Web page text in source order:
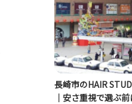
長崎市のHAIR
｜安さ重視で選ぶ